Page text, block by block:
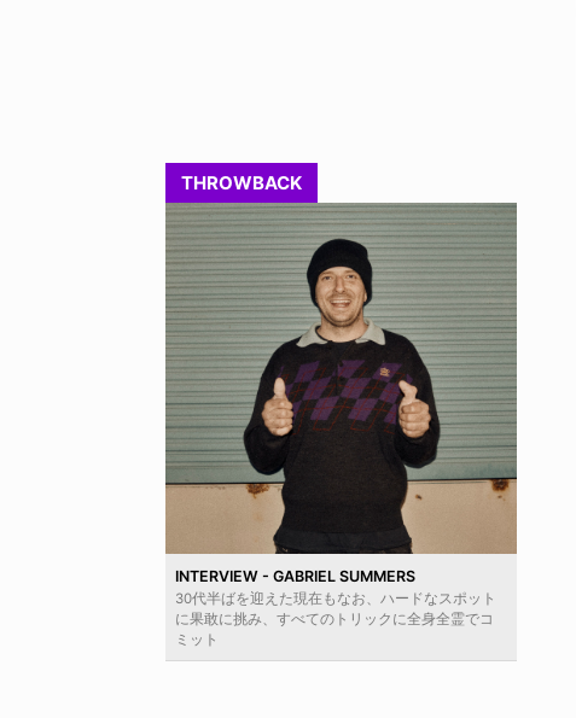
THROWBACK
INTERVIEW - GABRIEL SUMMERS
30代半ばを迎えた現在もなお、ハードなスポット
に果敢に挑み、すべてのトリックに全身全霊でコ
ミット